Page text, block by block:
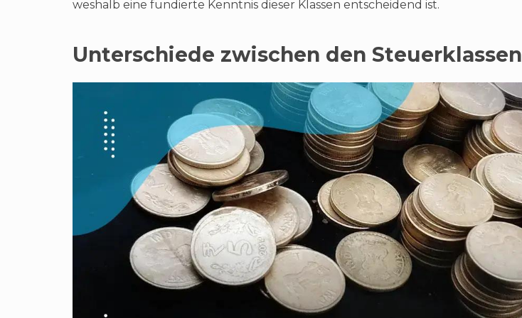
weshalb eine fundierte Kenntnis dieser Klassen entscheidend ist.
Unterschiede zwischen den Steuerklassen